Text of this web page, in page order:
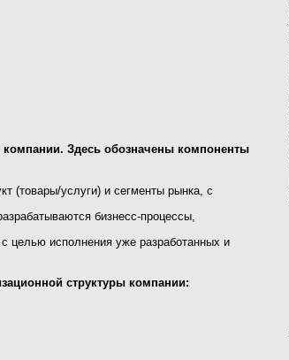
компании. Здесь обозначены компоненты
(товары/услуги) и сегменты рынка, с
бизнесс-процессы,
целью исполнения уже разработанных и
структуры компании: